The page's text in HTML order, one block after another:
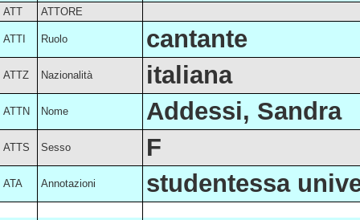
ATT
ATTORE
ATTI Ruolo cantante
ATTZ Nazionalità italiana
ATTN Nome Addessi, Sandra
ATTS Sesso F
ATA Annotazioni studentessa